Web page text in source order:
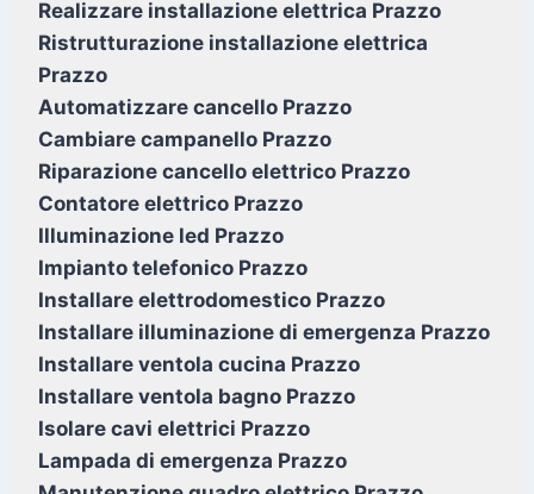
Realizzare installazione elettrica Prazzo
Ristrutturazione installazione elettrica
Prazzo
Automatizzare cancello Prazzo
Cambiare campanello Prazzo
Riparazione cancello elettrico Prazzo
Contatore elettrico Prazzo
Illuminazione led Prazzo
Impianto telefonico Prazzo
Installare elettrodomestico Prazzo
Installare illuminazione di emergenza Prazzo
Installare ventola cucina Prazzo
Installare ventola bagno Prazzo
Isolare cavi elettrici Prazzo
Lampada di emergenza Prazzo